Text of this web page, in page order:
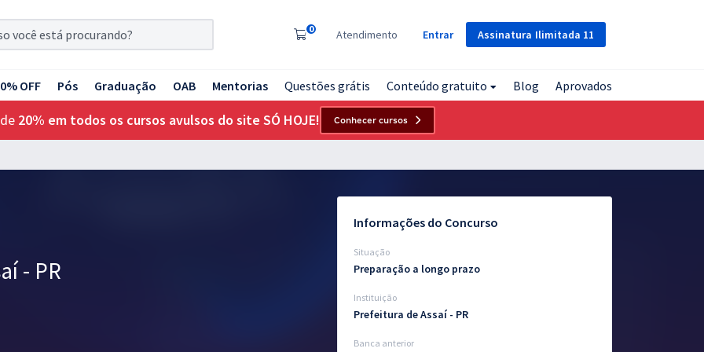
Assinatura Ilimitada 11
0 Atendimento Entrar
OFF Pós Graduação OAB Mentorias Questões grátis Conteúdo gratuito Blog Aprovados
20% em todos os cursos avulsos do site SÓ HOJE! Conhecer cursos
- PR
Informações do Concurso
Situação
Preparação a longo prazo
Instituição
Prefeitura de Assaí - PR
Banca anterior